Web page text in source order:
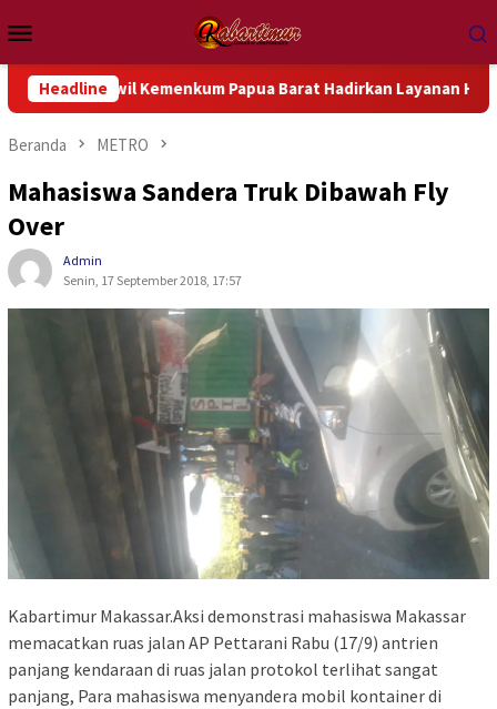
ke
kontenMobile
Headline
Kemenkum Papua Barat Hadirkan Layanan Hukum Gratis
Beranda METRO
Mahasiswa Sandera Truk Dibawah Fly
Over
Admin
Senin, 17 September 2018, 17:57
Kabartimur Makassar.Aksi demonstrasi mahasiswa Makassar
memacatkan ruas jalan AP Pettarani Rabu (17/9) antrien
panjang kendaraan di ruas jalan protokol terlihat sangat
panjang, Para mahasiswa menyandera mobil kontainer di